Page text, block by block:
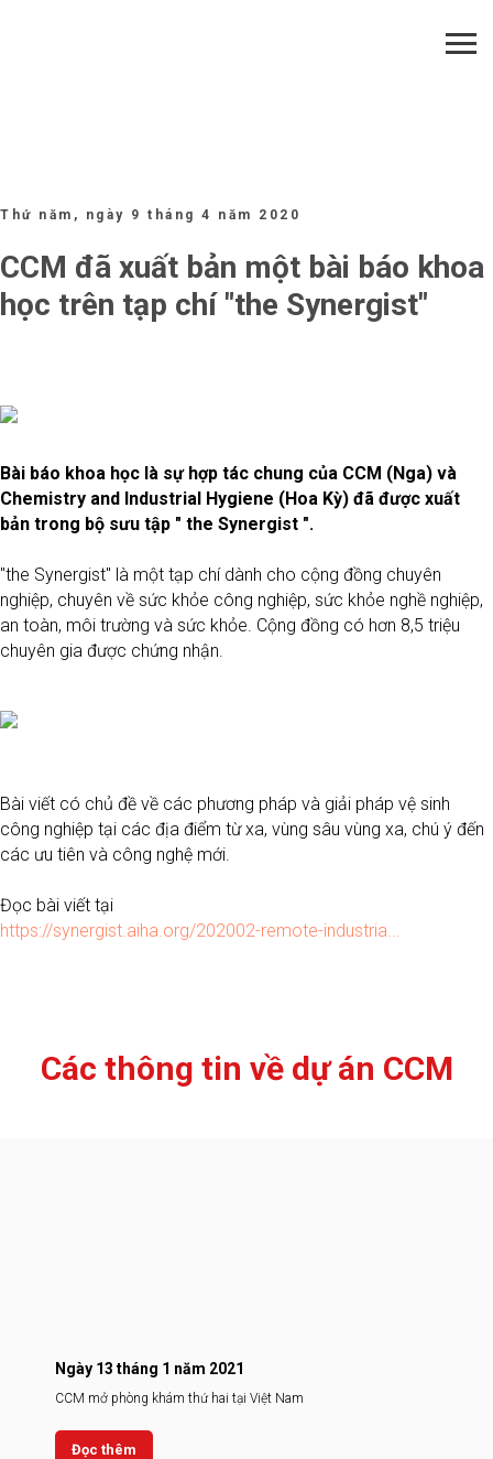
Thứ năm, ngày 9 tháng 4 năm 2020
CCM đã xuất bản một bài báo khoa
học trên tạp chí "the Synergist"
Bài báo khoa học là sự hợp tác chung của CCM (Nga) và
Chemistry and Industrial Hygiene (Hoa Kỳ) đã được xuất
bản trong bộ sưu tập " the Synergist ".
"the Synergist" là một tạp chí dành cho cộng đồng chuyên
nghiệp, chuyên về sức khỏe công nghiệp, sức khỏe nghề nghiệp,
an toàn, môi trường và sức khỏe. Cộng đồng có hơn 8,5 triệu
chuyên gia được chứng nhận.
Bài viết có chủ đề về các phương pháp và giải pháp vệ sinh
công nghiệp tại các địa điểm từ xa, vùng sâu vùng xa, chú ý đến
các ưu tiên và công nghệ mới.
Đọc bài viết tại
https://synergist.aiha.org/202002-remote-industria...
Các thông tin về dự án CCM
Ngày 13 tháng 1 năm 2021
CCM mở phòng khám thứ hai tại Việt Nam
Đọc thêm